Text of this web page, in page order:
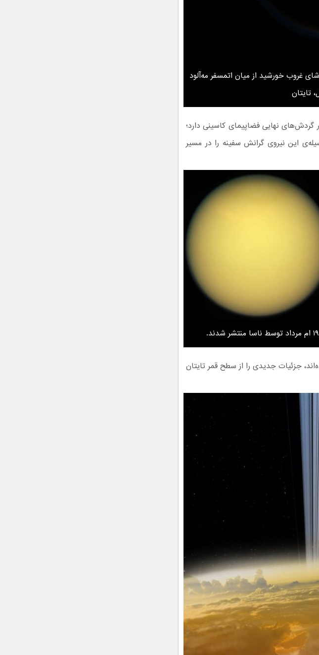
غروب خورشید از میان اتمسفر مه‌آلود
تایتان
گردش‌های نهایی فضاپیمای کاسینی دارد؛
این نیروی گرانش سفینه را در مسیر
جزئیات جدیدی را از سطح قمر تایتان